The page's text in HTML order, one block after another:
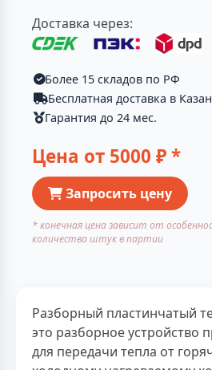
Доставка через:
Более 15 складов по РФ
Бесплатная доставка в
Гарантия до 24 мес.
Цена от 5000 ₽ *
Запросить цену
* конечная цена зависит от
количества штук в партии
Разборный пластинчатый
это разборное устройство
для передачи тепла от